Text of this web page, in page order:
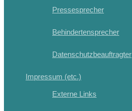
Pressesprecher
Behindertensprecher
Datenschutzbeauftragter
Impressum (etc.)
Externe Links